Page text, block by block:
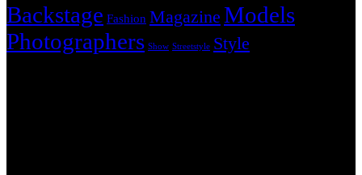
Backstage Fashion Magazine Models
Photographers Show Streetstyle Style